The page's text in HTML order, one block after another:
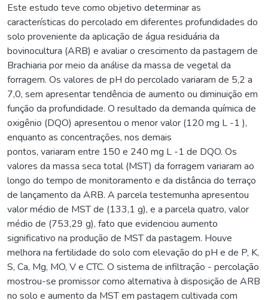
Este estudo teve como objetivo determinar as
características do percolado em diferentes profundidades do
solo proveniente da aplicação de água residuária da
bovinocultura (ARB) e avaliar o crescimento da pastagem de
Brachiaria por meio da análise da massa de vegetal da
forragem. Os valores de pH do percolado variaram de 5,2 a
7,0, sem apresentar tendência de aumento ou diminuição em
função da profundidade. O resultado da demanda química de
oxigênio (DQO) apresentou o menor valor (120 mg L -1 ),
enquanto as concentrações, nos demais
pontos, variaram entre 150 e 240 mg L -1 de DQO. Os
valores da massa seca total (MST) da forragem variaram ao
longo do tempo de monitoramento e da distância do terraço
de lançamento da ARB. A parcela testemunha apresentou
valor médio de MST de (133,1 g), e a parcela quatro, valor
médio de (753,29 g), fato que evidenciou aumento
significativo na produção de MST da pastagem. Houve
melhora na fertilidade do solo com elevação do pH e de P, K,
S, Ca, Mg, MO, V e CTC. O sistema de infiltração - percolação
mostrou-se promissor como alternativa à disposição de ARB
no solo e aumento da MST em pastagem cultivada com